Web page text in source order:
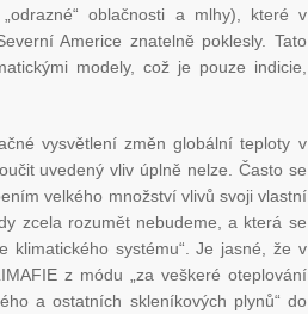
oblačnosti a mlhy), které v
Americe znatelně poklesly. Tato
modely, což je pouze indicie,
vysvětlení změn globální teploty v
uvedený vliv úplně nelze. Často se
velkého množství vlivů svoji vlastní
zcela rozumět nebudeme, a která se
klimatického systému“. Je jasné, že v
z módu „za veškeré oteplování
a ostatních skleníkových plynů“ do